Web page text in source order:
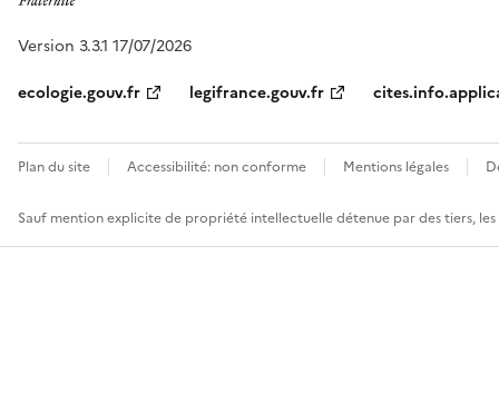
Version 3.3.1 17/07/2026
ecologie.gouv.fr
legifrance.gouv.fr
Plan du site Accessibilité: non conforme Mentions légales
Sauf mention explicite de propriété intellectuelle détenue par des tiers,